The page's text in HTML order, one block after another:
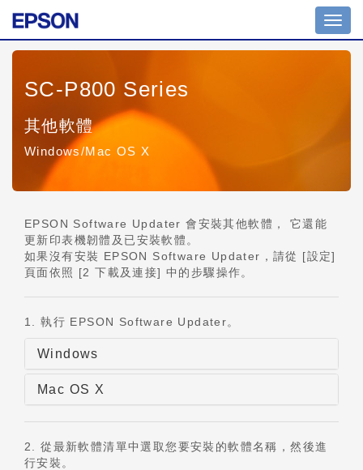
切
換
導
SC-P800 Series
其他軟體
Windows/Mac OS X
EPSON Software Updater 會安裝其他軟體， 它還能
更新印表機韌體及已安裝軟體。
如果沒有安裝 EPSON Software Updater，請從 [設定]
頁面依照 [2 下載及連接] 中的步驟操作。
1. 執行 EPSON Software Updater。
Windows
Mac OS X
2. 從最新軟體清單中選取您要安裝的軟體名稱，然後進
行安裝。